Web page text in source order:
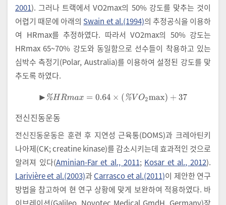
2001). 그러나 트랙에서 VO2max의 50% 강도를 맞추는 것이
어렵기 때문에 아래의 Swain et al.(1994)의 추정공식을 이용하
여 HRmax를 추정하였다. 따라서 VO2max의 50% 강도는
HRmax 65~70% 강도와 동일함으로 선수들이 착용하고 있는
심박수 측정기(Polar, Australia)를 이용하여 설정된 강도를 맞
추도록 하였다.
▶%HRmax=0.64× %VO2max+37
전신진동운동
전신진동운동은 훈련 후 지연성 근육통(DOMS)과 크레아틴키
나아제(CK; creatine kinase)를 감소시키는데 효과적인 것으로
알려져 있다(Aminian-Far et al., 2011; Kosar et al., 2012).
Larivière et al.(2003)과Carrasco et al.(2011)이 제안한 연구
방법을 참고하여 현 연구 상황에 맞게 보완하여 적용하였다. 바
이브레이션(Galileo, Novotec Medical GmdH, Germany)장